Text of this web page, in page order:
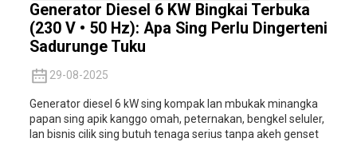
Generator Diesel 6 KW Bingkai Terbuka
(230 V • 50 Hz): Apa Sing Perlu Dingerteni
Sadurunge Tuku
29-08-2025
Generator diesel 6 kW sing kompak lan mbukak minangka
papan sing apik kanggo omah, peternakan, bengkel seluler,
lan bisnis cilik sing butuh tenaga serius tanpa akeh genset